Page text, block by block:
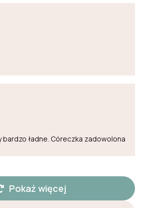
ładne. Córeczka zadowolona
Pokaż więcej